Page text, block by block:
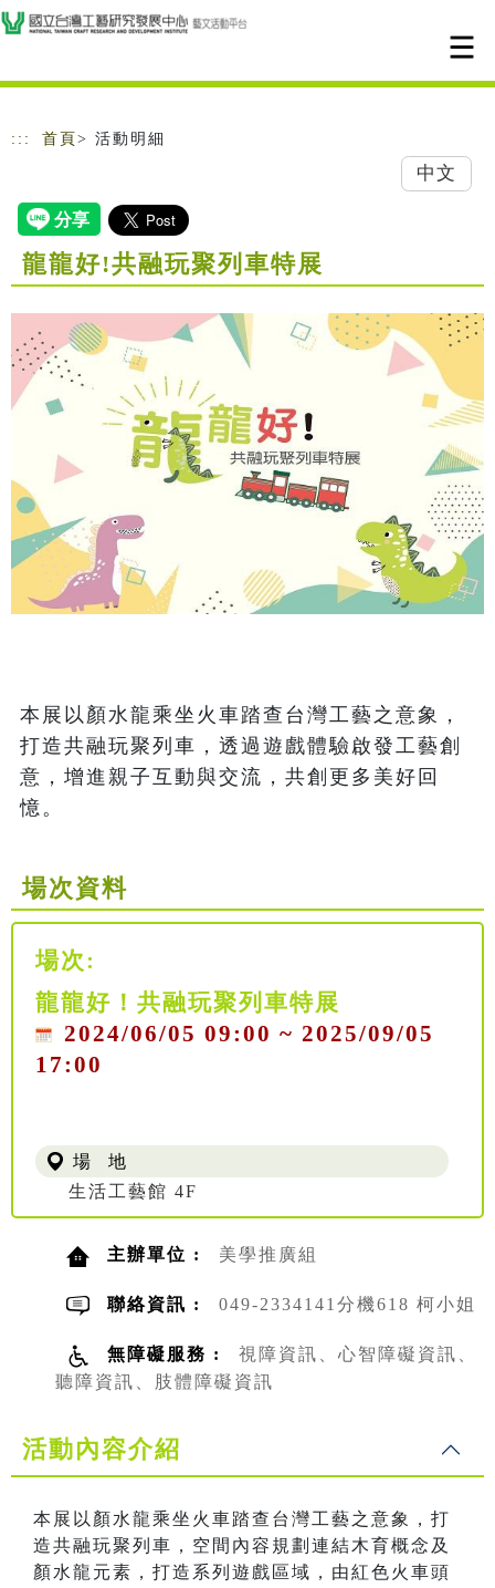
跳到主要內容
網站導覽
::: 首頁 > 活動明細
中文
龍龍好!共融玩聚列車特展
本展以顏水龍乘坐火車踏查台灣工藝之意象，
打造共融玩聚列車，透過遊戲體驗啟發工藝創
意，增進親子互動與交流，共創更多美好回
憶。
場次資料
場次:
龍龍好！共融玩聚列車特展
2024/06/05 09:00 ~ 2025/09/05
17:00
場 地
生活工藝館 4F
主辦單位 : 美學推廣組
聯絡資訊 : 049-2334141分機618 柯小姐
無障礙服務 :
視障資訊、心智障礙資訊、
聽障資訊、肢體障礙資訊
活動內容介紹
本展以顏水龍乘坐火車踏查台灣工藝之意象，打
造共融玩聚列車，空間內容規劃連結木育概念及
顏水龍元素，打造系列遊戲區域，由紅色火車頭